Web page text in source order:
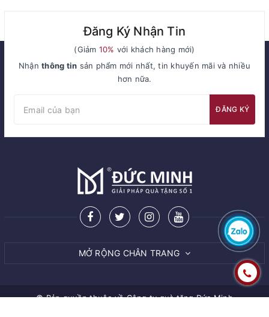
Đăng Ký Nhận Tin
(Giảm 10% với khách hàng mới)
Nhậnthông tin sản phẩm mới nhất, tin khuyến mãi và nhiều
hơn nữa.
ĐĂNG KÝ
MỞ RỘNG CHÂN TRANG
© Bản quyền thuộc vềCông ty quà tặng Đức Minh